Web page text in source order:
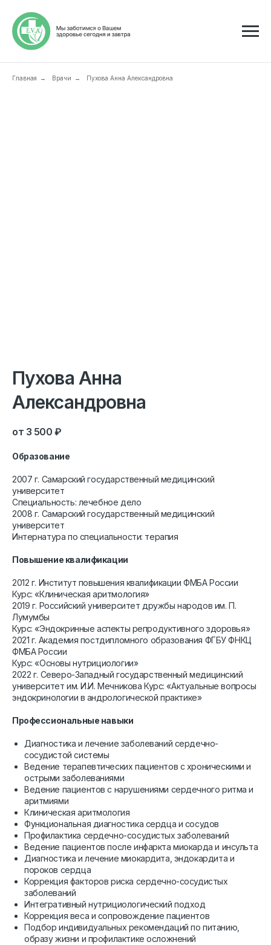
Главная → Врачи → Пухова Анна Александровна
Пухова Анна
Александровна
3 500 ₽
Образование
2007 г. Самарский государственный медицинский
университет
Специальность: лечебное дело
2008 г. Самарский государственный медицинский
университет
Интернатура по специальности: терапия
Повышение квалификации
2012 г. Институт повышения квалификации ФМБА России
Курс: «Клиническая аритмология»
2019 г. Российский университет дружбы народов им. П.
Лумумбы
Курс: «Эндокринные аспекты репродуктивного здоровья»
2021 г. Академия постдипломного образования ФГБУ ФНКЦ
ФМБА России
Курс: «Основы нутрициологии»
2022 г. Северо-Западный государственный медицинский
университет им. И.И. Мечникова Курс: «Актуальные вопросы
эндокринологии в андрологической практике»
Профессиональные навыки
Диагностика и лечение заболеваний сердечно-
сосудистой системы
Ведение терапевтических пациентов с хроническими и
острыми заболеваниями
Ведение пациентов с нарушениями сердечного ритма и
аритмиями
Клиническая аритмология
Функциональная диагностика сердца и сосудов
Профилактика сердечно-сосудистых заболеваний
Ведение пациентов после инфаркта миокарда и инсульта
Диагностика и лечение миокардита, эндокардита и
пороков сердца
Коррекция факторов риска сердечно-сосудистых
заболеваний
Интегративный нутрициологический подход
Коррекция веса и сопровождение пациентов
Подбор индивидуальных рекомендаций по питанию,
образу жизни и профилактике осложнений